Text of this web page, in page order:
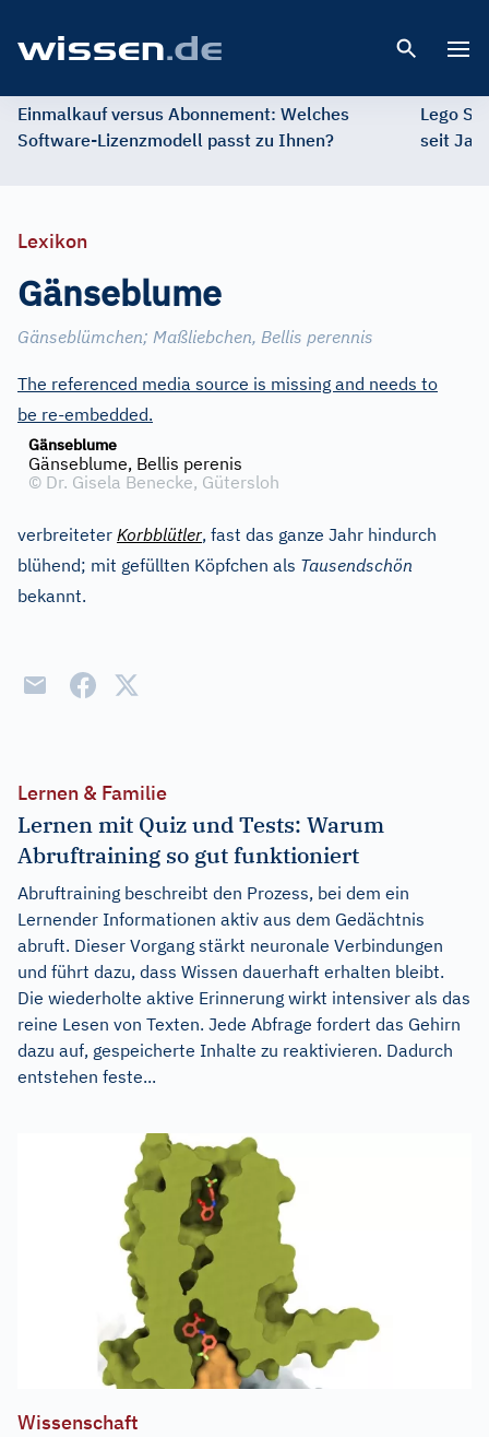
Einmalkauf versus Abonnement: Welches
Software-Lizenzmodell passt zu Ihnen?
Lego
seit
Lexikon
Gänseblume
Gänseblümchen; Maßliebchen, Bellis perennis
The referenced media source is missing and needs to
be re-embedded.
Gänseblume
Gänseblume, Bellis perenis
© Dr. Gisela Benecke, Gütersloh
verbreiteter Korbblütler, fast das ganze Jahr hindurch
blühend; mit gefüllten Köpfchen als Tausendschön
bekannt.
Lernen & Familie
Lernen mit Quiz und Tests: Warum
Abruftraining so gut funktioniert
Abruftraining beschreibt den Prozess, bei dem ein
Lernender Informationen aktiv aus dem Gedächtnis
abruft. Dieser Vorgang stärkt neuronale Verbindungen
und führt dazu, dass Wissen dauerhaft erhalten bleibt.
Die wiederholte aktive Erinnerung wirkt intensiver als das
reine Lesen von Texten. Jede Abfrage fordert das Gehirn
dazu auf, gespeicherte Inhalte zu reaktivieren. Dadurch
entstehen feste...
Wissenschaft